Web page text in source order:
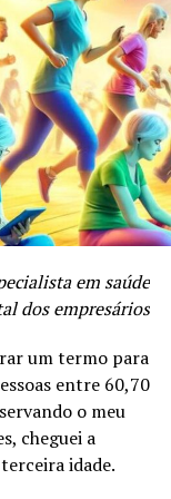
TEA
uma Gestação
em saúde
dos empresários
um termo para
entre 60,70
o meu
cheguei a
idade.